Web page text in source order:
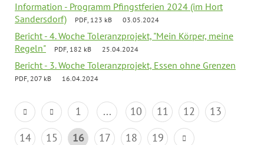
Information - Programm Pfingstferien 2024 (im Hort
Sandersdorf)
PDF, 123 kB 03.05.2024
Bericht - 4. Woche Toleranzprojekt, "Mein Körper, meine
Regeln"
PDF, 182 kB 25.04.2024
Bericht - 3. Woche Toleranzprojekt, Essen ohne Grenzen
PDF, 207 kB 16.04.2024
1 ... 10 11 12
13
14
15 16 17 18 19